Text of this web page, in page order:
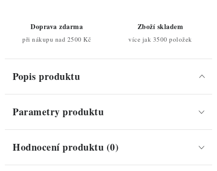
Doprava zdarma
při nákupu nad 2500 Kč
Zboží skladem
více jak 3500 položek
Popis produktu
Parametry produktu
Hodnocení produktu (0)